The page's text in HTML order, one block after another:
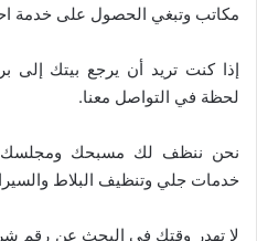
مكاتب وتبغي الحصول على خدمة
إذا كنت تريد أن يرجع بيتك إلى
لحظة في التواصل معنا.
نحن ننظف لك مسبحك ومجلسك
خدمات جلي وتنظيف البلاط
لا تهدر وقتك في البحث عن رقم